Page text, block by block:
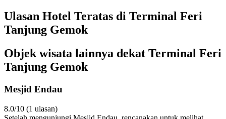
Ulasan Hotel Teratas di Terminal Feri
Tanjung Gemok
Objek wisata lainnya dekat Terminal Feri
Tanjung Gemok
Mesjid Endau
8.0/10 (1 ulasan)